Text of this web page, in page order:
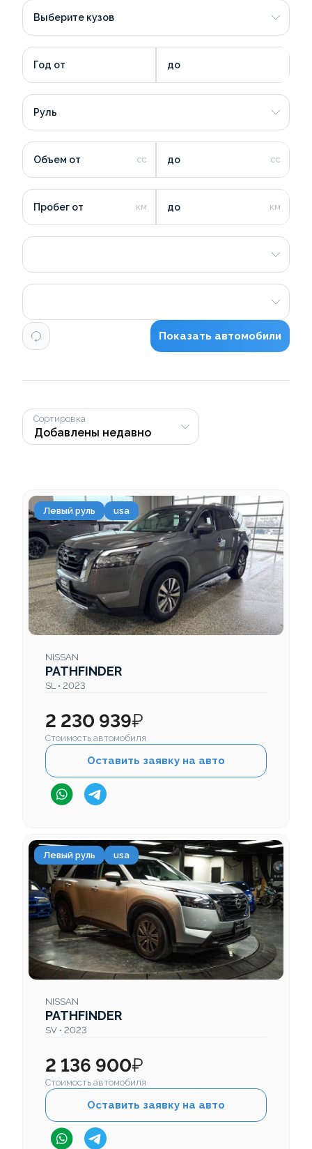
Выберите кузов
Год от до
Руль
Объем от до
Пробег от до
Показать автомобили
Сортировка
Левый руль usa
NISSAN
PATHFINDER
SL • 2023
2 230 939₽
Стоимость автомобиля
Оставить заявку на авто
Левый руль usa
NISSAN
PATHFINDER
SV • 2023
2 136 900₽
Стоимость автомобиля
Оставить заявку на авто